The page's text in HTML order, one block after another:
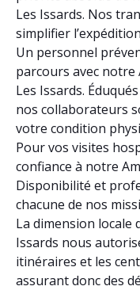
Les Issards. Nos
simplifier
Un personnel
parcours avec notre
Les Issards.
nos collaborateurs
votre condition
Pour vos visites
confiance à notre
Disponibilité et
chacune de nos
La dimension locale
Issards nous
itinéraires et les
assurant donc des